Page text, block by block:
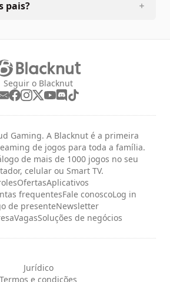
pais?
Seguir o Blacknut
Gaming. A Blacknut é a primeira
de jogos para toda a família.
de mais de 1000 jogos no seu
celular ou Smart TV.
OfertasAplicativos
frequentesFale conoscoLog in
de presenteNewsletter
VagasSoluções de negócios
Jurídico
Termos e condições